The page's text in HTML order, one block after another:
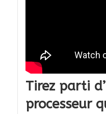
Tirez parti
processeur